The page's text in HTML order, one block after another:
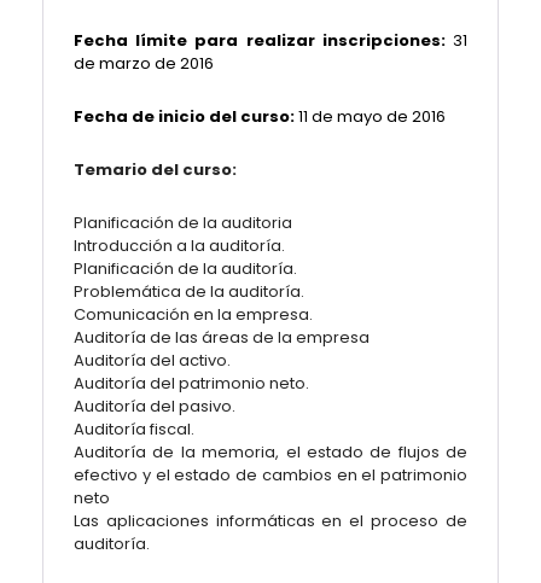
Fecha límite para realizar inscripciones:31
de marzo de 2016
Fecha de inicio del curso:11 de mayo de 2016
Temario del curso:
Planificación de la auditoria
Introducción a la auditoría.
Planificación de la auditoría.
Problemática de la auditoría.
Comunicación en la empresa.
Auditoría de las áreas de la empresa
Auditoría del activo.
Auditoría del patrimonio neto.
Auditoría del pasivo.
Auditoría fiscal.
Auditoría de la memoria, el estado de flujos de
efectivo y el estado de cambios en el patrimonio
neto
Las aplicaciones informáticas en el proceso de
auditoría.